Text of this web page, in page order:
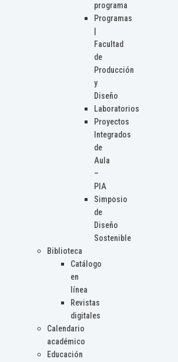
programa
Programas
Facultad
de
Producción
y
Diseño
Laboratorios
Proyectos
Integrados
de
Aula
–
PIA
Simposio
de
Diseño
Sostenible
Biblioteca
Catálogo
en
línea
Revistas
digitales
Calendario
académico
Educación